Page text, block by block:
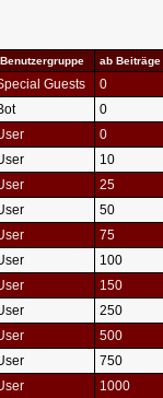
Benutzergruppe ab Beiträge
Guests
0
0
0
10
25
50
75
100
150
250
500
750
1000